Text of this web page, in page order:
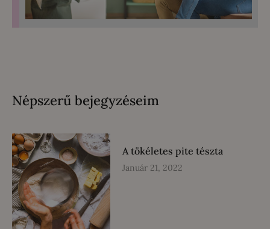
Népszerű bejegyzéseim
A tökéletes pite tészta
Január 21, 2022